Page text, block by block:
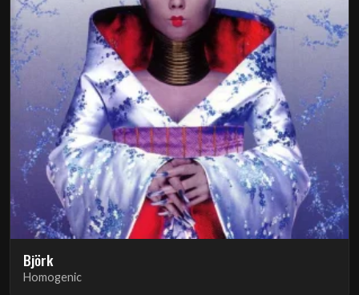
Björk
Homogenic